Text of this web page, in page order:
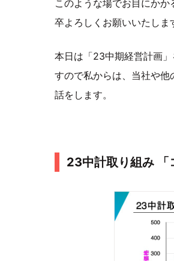
このような場でお目にか
卒よろしくお願いいたしま
本日は「23中期経営計画
すので私からは、当社や
話をします。
23中計取り組み 「